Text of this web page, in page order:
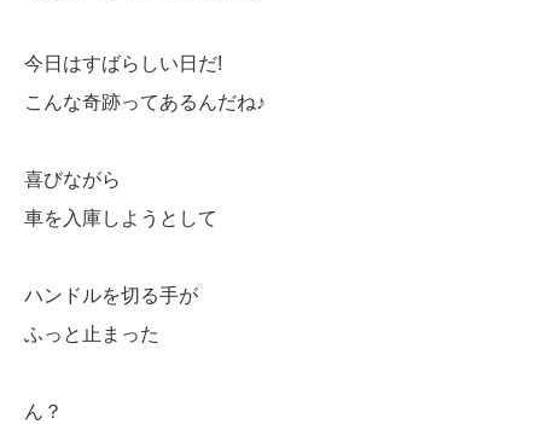
今日はすばらしい日だ!
こんな奇跡ってあるんだね♪
喜びながら
車を入庫しようとして
ハンドルを切る手が
ふっと止まった
ん？